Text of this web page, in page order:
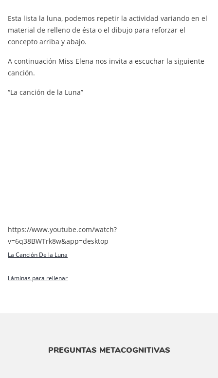
Esta lista la luna, podemos repetir la actividad variando en el
material de relleno de ésta o el dibujo para reforzar el
concepto arriba y abajo.
A continuación Miss Elena nos invita a escuchar la siguiente
canción.
“La canción de la Luna”
https://www.youtube.com/watch?
v=6q38BWTrk8w&app=desktop
La Canción De la Luna
Láminas para rellenar
PREGUNTAS METACOGNITIVAS